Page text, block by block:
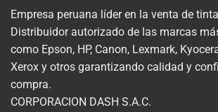
Empresa peruana líder en la venta de
Distribuidor autorizado de las marcas
como Epson, HP, Canon, Lexmark,
Xerox y otros garantizando calidad y
compra.
CORPORACION DASH S.A.C.